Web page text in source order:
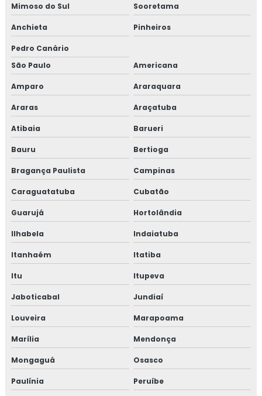
Mimoso do Sul Sooretama
Anchieta Pinheiros
Pedro Canário
São Paulo
Americana
Amparo Araraquara
Araras Araçatuba
Atibaia Barueri
Bauru Bertioga
Bragança Paulista Campinas
Caraguatatuba Cubatão
Guarujá Hortolândia
Ilhabela Indaiatuba
Itanhaém Itatiba
Itu Itupeva
Jaboticabal Jundiaí
Louveira Marapoama
Marília Mendonça
Mongaguá Osasco
Paulínia Peruíbe